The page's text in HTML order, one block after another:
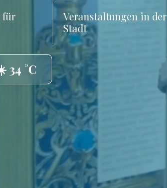
für
Veranstaltungen in der
Stadt
34 °C